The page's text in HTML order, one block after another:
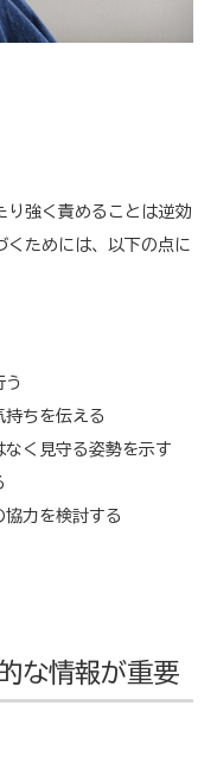
り強く責めることは逆効
くためには、以下の点に
う
持ちを伝える
く見守る姿勢を示す
力を検討する
な情報が重要